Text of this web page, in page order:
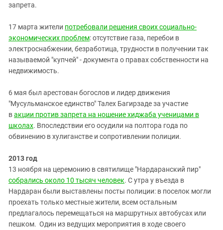
запрета.
17 марта жители потребовали решения своих социально-
экономических проблем: отсутствие газа, перебои в
электроснабжении, безработица, трудности в получении так
называемой "купчей" - документа о правах собственности на
недвижимость.
6 мая был арестован богослов и лидер движения
"Мусульманское единство" Талех Багирзаде за участие
вакции против запрета на ношение хиджаба ученицами в
школах. Впоследствии его осудили на полтора года по
обвинению в хулиганстве и сопротивлении полиции.
2013 год
13 ноября на церемонию в святилище "Нардаранский пир"
собрались около 10 тысяч человек. С утра у въезда в
Нардаран были выставлены посты полиции: в поселок могли
проехать только местные жители, всем остальным
предлагалось перемещаться на маршрутных автобусах или
пешком. Один из ведущих мероприятия в ходе своего